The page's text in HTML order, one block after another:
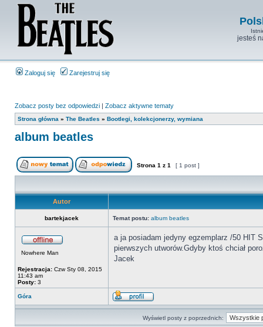
jesteś
Zaloguj się Zarejestruj się
Zobacz posty bez odpowiedzi | Zobacz aktywne tematy
Strona główna » The Beatles » Bootlegi, kolekcjonerzy, wymiana
album beatles
Strona 1 z 1 [ 1 post ]
Autor
bartekjacek Temat postu: album beatles
Nowhere Man
Rejestracja: Czw Sty 08, 2015
11:43 am
Posty: 3
a ja posiadam jedyny egzemplarz /50 HIT
pierwszych utworów.Gdyby ktoś chciał
Jacek
Góra
Wyświetl posty z poprzednich: